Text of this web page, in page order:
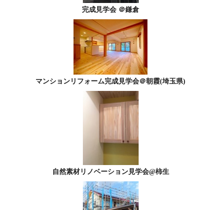
完成見学会 ＠鎌倉
マンションリフォーム完成見学会＠朝霞(埼玉県)
自然素材リノベーション見学会@柿生